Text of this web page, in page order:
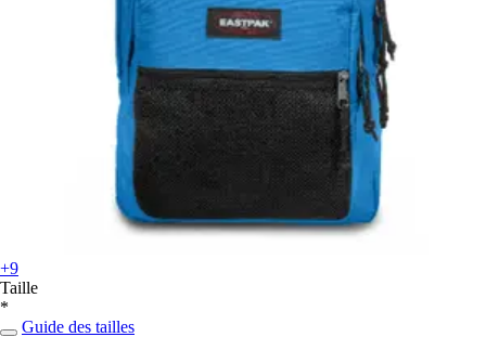
+9
Taille
*
Guide des tailles